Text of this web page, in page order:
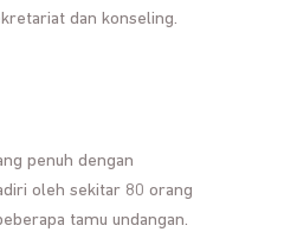
dan konseling.
penuh dengan
oleh sekitar 80 orang
tamu undangan.